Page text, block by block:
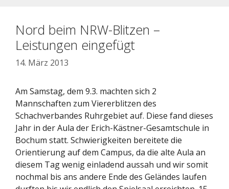
Nord beim NRW-Blitzen –
Leistungen eingefügt
14. März 2013
Am Samstag, dem 9.3. machten sich 2
Mannschaften zum Viererblitzen des
Schachverbandes Ruhrgebiet auf. Diese fand dieses
Jahr in der Aula der Erich-Kästner-Gesamtschule in
Bochum statt. Schwierigkeiten bereitete die
Orientierung auf dem Campus, da die alte Aula an
diesem Tag wenig einladend aussah und wir somit
nochmal bis ans andere Ende des Geländes laufen